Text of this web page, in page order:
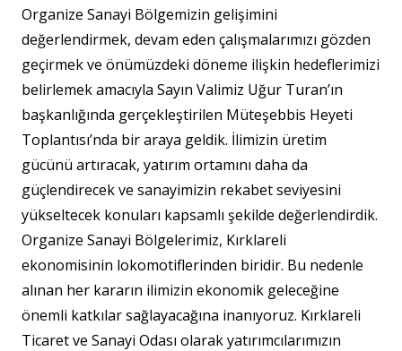
Organize Sanayi Bölgemizin gelişimini
değerlendirmek, devam eden çalışmalarımızı gözden
geçirmek ve önümüzdeki döneme ilişkin hedeflerimizi
belirlemek amacıyla Sayın Valimiz Uğur Turan’ın
başkanlığında gerçekleştirilen Müteşebbis Heyeti
Toplantısı’nda bir araya geldik. İlimizin üretim
gücünü artıracak, yatırım ortamını daha da
güçlendirecek ve sanayimizin rekabet seviyesini
yükseltecek konuları kapsamlı şekilde değerlendirdik.
Organize Sanayi Bölgelerimiz, Kırklareli
ekonomisinin lokomotiflerinden biridir. Bu nedenle
alınan her kararın ilimizin ekonomik geleceğine
önemli katkılar sağlayacağına inanıyoruz. Kırklareli
Ticaret ve Sanayi Odası olarak yatırımcılarımızın